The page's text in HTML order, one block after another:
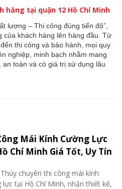
hàng tại quận 12 Hồ Chí Minh
lượng – Thi công đúng tiến độ”,
của khách hàng lên hàng đầu. Từ
thi công và bảo hành, mọi quy
nghiệp, minh bạch nhằm mang
toàn và có giá trị sử dụng lâu
Mái Kính Cường Lực
Chí Minh Giá Tốt, Uy Tín
chuyên thi công mái kính
lực tại Hồ Chí Minh, nhận thiết kế,